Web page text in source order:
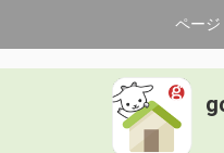
ページ